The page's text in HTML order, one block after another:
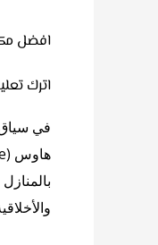
افضل
اترك
في